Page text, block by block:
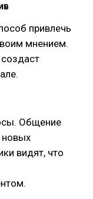
привлечь
мнением.
Общение
новых
видят, что